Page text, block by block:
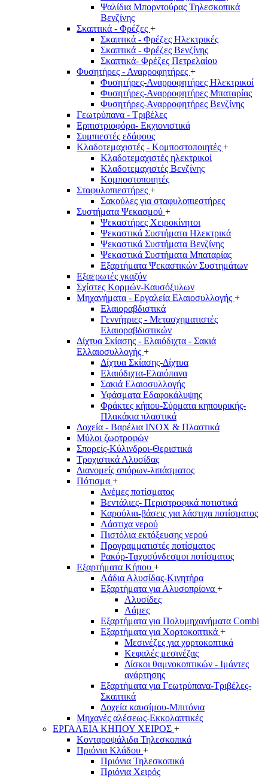
Ψαλίδια Μπορντούρας Τηλεσκοπικά
Βενζίνης
Σκαπτικά - Φρέζες +
Σκαπτικά - Φρέζες Ηλεκτρικές
Σκαπτικά - Φρέζες Βενζίνης
Σκαπτικά- Φρέζες Πετρελαίου
Φυσητήρες - Αναρροφητήρες +
Φυσητήρες-Αναρροφητήρες Ηλεκτρικοί
Φυσητήρες-Αναρροφητήρες Μπαταρίας
Φυσητήρες-Αναρροφητήρες Βενζίνης
Γεωτρύπανα - Τριβέλες
Ερπιστριοφόρα- Εκχιονιστικά
Συμπιεστές εδάφους
Κλαδοτεμαχιστές - Κομποστοποιητές +
Κλαδοτεμαχιστές ηλεκτρικοί
Κλαδοτεμαχιστές Βενζίνης
Κομποστοποιητές
Σταφυλοπιεστήρες +
Σακούλες για σταφυλοπιεστήρες
Συστήματα Ψεκασμού +
Ψεκαστήρες Χειροκίνητοι
Ψεκαστικά Συστήματα Ηλεκτρικά
Ψεκαστικά Συστήματα Βενζίνης
Ψεκαστικά Συστήματα Μπαταρίας
Εξαρτήματα Ψεκαστικών Συστημάτων
Εξαερωτές γκαζόν
Σχίστες Κορμών-Καυσόξυλων
Μηχανήματα - Εργαλεία Ελαιοσυλλογής +
Ελαιοραβδιστικά
Γεννήτριες - Μετασχηματιστές
Ελαιοραβδιστικών
Δίχτυα Σκίασης - Ελαιόδιχτα - Σακιά
Ελλαιοσυλλογής +
Δίχτυα Σκίασης-Δίχτυα
Ελαιόδιχτα-Ελαιόπανα
Σακιά Ελαιοσυλλογής
Υφάσματα Εδαφοκάλυψης
Φράκτες κήπου-Σύρματα κηπουρικής-
Πλακάκια πλαστικά
Δοχεία - Βαρέλια INOX & Πλαστικά
Μύλοι ζωοτροφών
Σπορείς-Κύλινδροι-Θεριστικά
Τροχιστικά Αλυσίδας
Διανομείς σπόρων-λιπάσματος
Πότισμα +
Ανέμες ποτίσματος
Βεντάλιες- Περιστροφικά ποτιστικά
Καρούλια-βάσεις για λάστιχα ποτίσματος
Λάστιχα νερού
Πιστόλια εκτόξευσης νερού
Προγραμματιστές ποτίσματος
Ρακόρ-Ταχυσύνδεσμοι ποτίσματος
Εξαρτήματα Κήπου +
Λάδια Αλυσίδας-Κινητήρα
Εξαρτήματα για Αλυσοπρίονα +
Αλυσίδες
Λάμες
Εξαρτήματα για Πολυμηχανήματα Combi
Εξαρτήματα για Χορτοκοπτικά +
Μεσινέζες για χορτοκοπτικά
Κεφαλές μεσινέζας
Δίσκοι θαμνοκοπτικών - Ιμάντες
ανάρτησης
Εξαρτήματα για Γεωτρύπανα-Τριβέλες-
Σκαπτικά
Δοχεία καυσίμου-Μπιτόνια
Μηχανές αλέσεως-Εκκολαπτικές
ΕΡΓΑΛΕΙΑ ΚΗΠΟΥ ΧΕΙΡΟΣ +
Κονταροψάλιδα Τηλεσκοπικά
Πριόνια Κλάδου +
Πριόνια Τηλεσκοπικά
Πριόνια Χειρός